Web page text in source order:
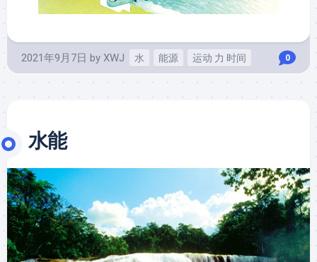
2021年9月7日 by XWJ 水 能源 运动 力 时间 0
水能